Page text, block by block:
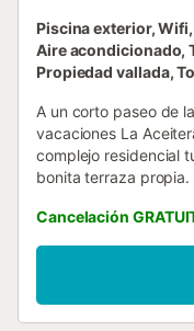
Piscina exterior,
Aire acondicionado,
Propiedad vallada,
A un corto paseo de
vacaciones La
complejo residencial
bonita terraza propia.
de un salón/comedor
chimenea y una
dormitorio doble y
vacacional tiene
adicionales incluyen
Cancelación